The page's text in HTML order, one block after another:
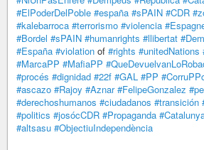
#ElPoderDelPoble #españa #sPAIN #CDR
#kalebarroca #terrorismo #violencia
#Bordel #sPAIN #humanrights #llibertat
#España #violation of #rights #unitedNations
#MarcaPP #MafiaPP
#procés #dignidad #22f #GAL #PP
#ascazo #Rajoy #Aznar #FelipeGonzalez
#derechoshumanos #ciudadanos #transición
#politics #josócCDR #Propaganda
#altsasu #ObjectiuIndependència